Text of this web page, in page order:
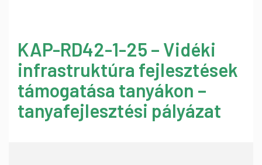
KAP-RD42-1-25 – Vidéki
infrastruktúra fejlesztések
támogatása tanyákon –
tanyafejlesztési pályázat